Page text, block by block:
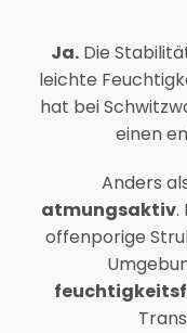
Ja. Die
leichte
hat bei
einen
Anders
atmungsaktiv.
offenporige